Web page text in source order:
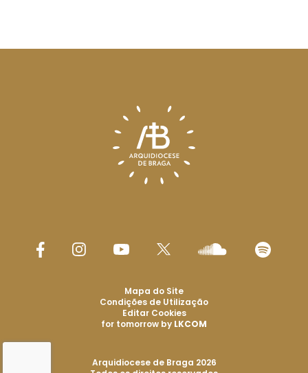
Arquidiocese de Braga 2026
Mapa do Site
Condições de Utilização
Editar Cookies
for tomorrow by LKCOM